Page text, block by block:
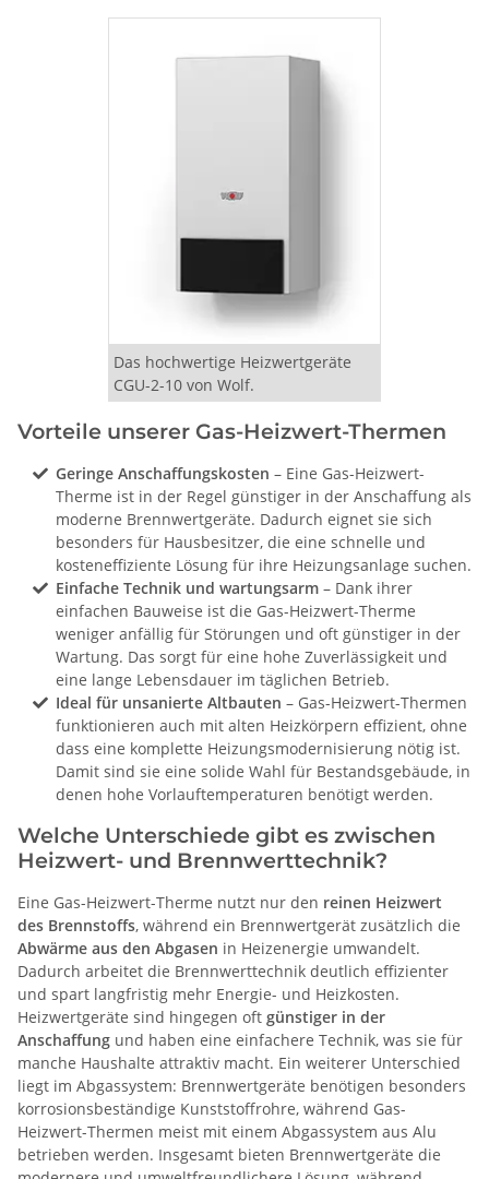
Das hochwertige Heizwertgeräte
CGU-2-10 von Wolf.
Vorteile unserer Gas-Heizwert-Thermen
Geringe Anschaffungskosten – Eine Gas-Heizwert-
Therme ist in der Regel günstiger in der Anschaffung als
moderne Brennwertgeräte. Dadurch eignet sie sich
besonders für Hausbesitzer, die eine schnelle und
kosteneffiziente Lösung für ihre Heizungsanlage suchen.
Einfache Technik und wartungsarm – Dank ihrer
einfachen Bauweise ist die Gas-Heizwert-Therme
weniger anfällig für Störungen und oft günstiger in der
Wartung. Das sorgt für eine hohe Zuverlässigkeit und
eine lange Lebensdauer im täglichen Betrieb.
Ideal für unsanierte Altbauten – Gas-Heizwert-Thermen
funktionieren auch mit alten Heizkörpern effizient, ohne
dass eine komplette Heizungsmodernisierung nötig ist.
Damit sind sie eine solide Wahl für Bestandsgebäude, in
denen hohe Vorlauftemperaturen benötigt werden.
Welche Unterschiede gibt es zwischen
Heizwert- und Brennwerttechnik?
Eine Gas-Heizwert-Therme nutzt nur den reinen Heizwert
des Brennstoffs, während ein Brennwertgerät zusätzlich die
Abwärme aus den Abgasen in Heizenergie umwandelt.
Dadurch arbeitet die Brennwerttechnik deutlich effizienter
und spart langfristig mehr Energie- und Heizkosten.
Heizwertgeräte sind hingegen oft günstiger in der
Anschaffung und haben eine einfachere Technik, was sie für
manche Haushalte attraktiv macht. Ein weiterer Unterschied
liegt im Abgassystem: Brennwertgeräte benötigen besonders
korrosionsbeständige Kunststoffrohre, während Gas-
Heizwert-Thermen meist mit einem Abgassystem aus Alu
betrieben werden. Insgesamt bieten Brennwertgeräte die